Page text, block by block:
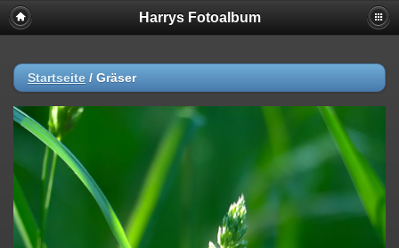
Harrys Fotoalbum
Startseite / Gräser